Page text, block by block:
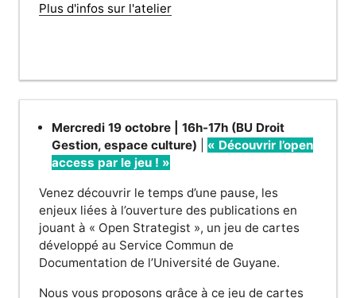
Plus d'infos sur l'atelier
Mercredi 19 octobre | 16h-17h (BU Droit
Gestion, espace culture)
« Découvrir l’open
access par le jeu ! »
Venez découvrir le temps d’une pause, les
enjeux liées à l’ouverture des publications en
jouant à « Open Strategist », un jeu de cartes
développé au Service Commun de
Documentation de l’Université de Guyane.
Nous vous proposons grâce à ce jeu de cartes